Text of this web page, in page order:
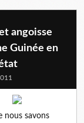
angoisse
Guinée en
nous savons